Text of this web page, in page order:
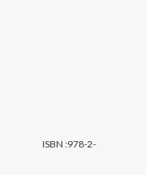
ISBN :978-2-